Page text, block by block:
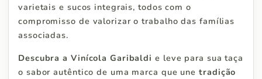
varietais e sucos integrais, todos com o
compromisso de valorizar o trabalho das famílias
associadas.
Descubra a Vinícola Garibaldi e leve para sua taça
o sabor autêntico de uma marca que unetradição